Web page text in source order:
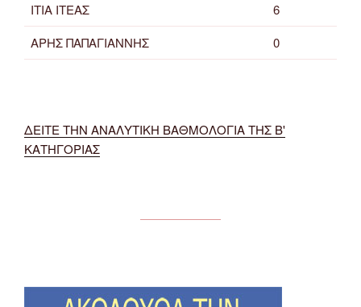
ΙΤΙΑ ΙΤΕΑΣ
6
ΑΡΗΣ ΠΑΠΑΓΙΑΝΝΗΣ
0
ΔΕΙΤΕ ΤΗΝ ΑΝΑΛΥΤΙΚΗ ΒΑΘΜΟΛΟΓΙΑ ΤΗΣ Β'
ΚΑΤΗΓΟΡΙΑΣ